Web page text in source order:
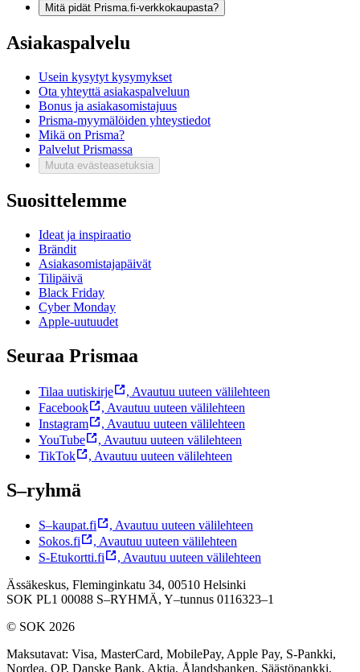
Mitä pidät Prisma.fi-verkkokaupasta?
Asiakaspalvelu
Usein kysytyt kysymykset
Ota yhteyttä asiakaspalveluun
Bonus ja asiakasomistajuus
Prisma-myymälöiden yhteystiedot
Mikä on Prisma?
Palvelut Prismassa
Muuta evästeasetuksia
Suosittelemme
Ideat ja inspiraatio
Brändit
Asiakasomistajapäivät
Tilipäivä
Black Friday
Cyber Monday
Apple-uutuudet
Seuraa Prismaa
Tilaa uutiskirje , Avautuu uuteen välilehteen
Facebook
, Avautuu uuteen välilehteen
Instagram
, Avautuu uuteen välilehteen
YouTube
, Avautuu uuteen välilehteen
TikTok
, Avautuu uuteen välilehteen
S–ryhmä
S–kaupat.fi , Avautuu uuteen välilehteen
Sokos.fi
, Avautuu uuteen välilehteen
S-Etukortti.fi
, Avautuu uuteen välilehteen
Ässäkeskus, Fleminginkatu 34, 00510 Helsinki
SOK PL1 00088 S–RYHMÄ, Y–tunnus 0116323–1
© SOK 2026
Maksutavat: Visa, MasterCard, MobilePay, Apple Pay, S-Pankki,
Nordea, OP, Danske Bank, Aktia, Ålandsbanken, Säästöpankki,